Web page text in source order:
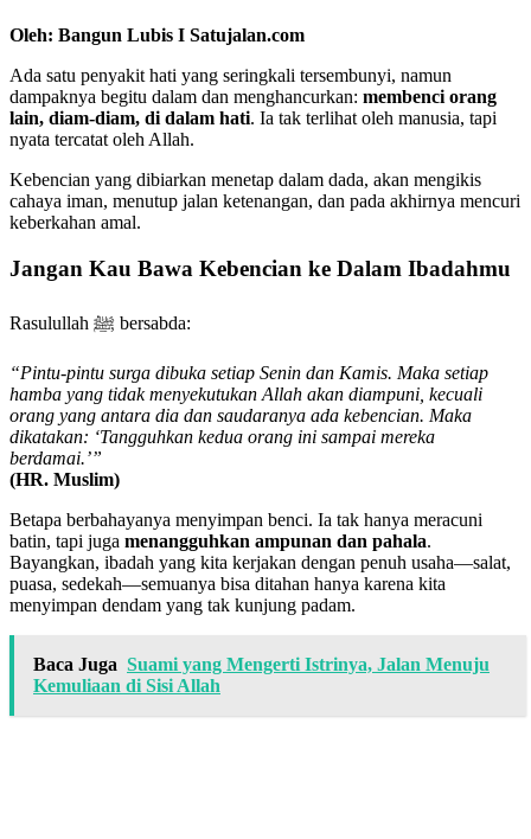
Oleh: Bangun Lubis I Satujalan.com
Ada satu penyakit hati yang seringkali tersembunyi, namun
dampaknya begitu dalam dan menghancurkan: membenci orang
lain, diam-diam, di dalam hati. Ia tak terlihat oleh manusia, tapi
nyata tercatat oleh Allah.
Kebencian yang dibiarkan menetap dalam dada, akan mengikis
cahaya iman, menutup jalan ketenangan, dan pada akhirnya mencuri
keberkahan amal.
Jangan Kau Bawa Kebencian ke Dalam Ibadahmu
Rasulullah ﷺ bersabda:
“Pintu-pintu surga dibuka setiap Senin dan Kamis. Maka setiap
hamba yang tidak menyekutukan Allah akan diampuni, kecuali
orang yang antara dia dan saudaranya ada kebencian. Maka
dikatakan: ‘Tangguhkan kedua orang ini sampai mereka
berdamai.’”
(HR. Muslim)
Betapa berbahayanya menyimpan benci. Ia tak hanya meracuni
batin, tapi juga menangguhkan ampunan dan pahala.
Bayangkan, ibadah yang kita kerjakan dengan penuh usaha—salat,
puasa, sedekah—semuanya bisa ditahan hanya karena kita
menyimpan dendam yang tak kunjung padam.
Baca Juga Suami yang Mengerti Istrinya, Jalan Menuju
Kemuliaan di Sisi Allah